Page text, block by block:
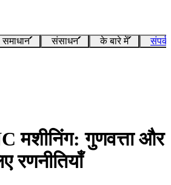
समाधान संसाधन के बारे में
मशीनिंग: गुणवत्ता और
रणनीतियाँ